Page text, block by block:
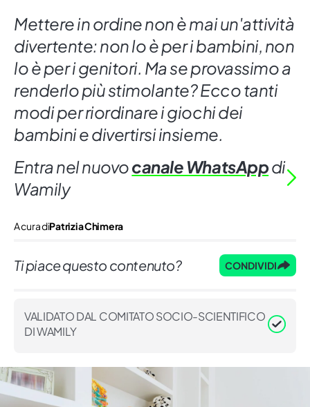
Mettere in ordine non è mai un'attività
divertente: non lo è per i bambini, non
lo è per i genitori. Ma se provassimo a
renderlo più stimolante? Ecco tanti
modi per riordinare i giochi dei
bambini e divertirsi insieme.
Entra nel nuovocanale WhatsAppdi
Wamily
A cura diPatrizia Chimera
Ti piace questo contenuto? CONDIVIDI
VALIDATO DAL COMITATO SOCIO-SCIENTIFICO
DI WAMILY